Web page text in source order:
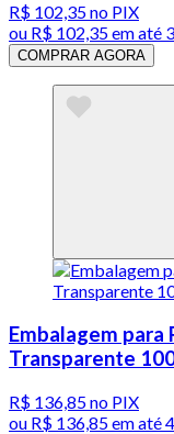
R$ 102,35no PIX
ou R$ 102,35em até
COMPRAR AGORA
Embalagem para
Transparente
R$ 136,85no PIX
ou R$ 136,85em até